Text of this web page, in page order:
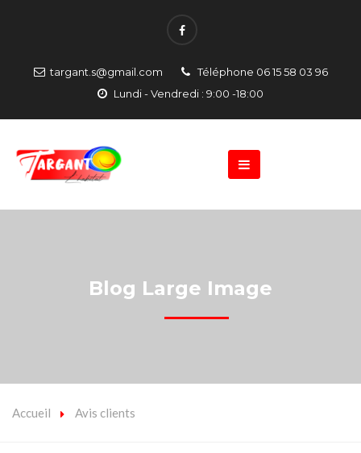
targant.s@gmail.com
Téléphone 06 15 58 03 96
Lundi - Vendredi : 9:00 -18:00
Blog Large Image
Accueil Avis clients